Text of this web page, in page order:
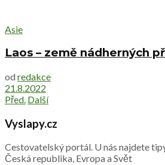
Asie
Laos – země nádherných
od redakce
21.8.2022
Před. Další
Vyslapy.cz
Cestovatelský portál. U nás najdete
Česká republika, Evropa a Svět